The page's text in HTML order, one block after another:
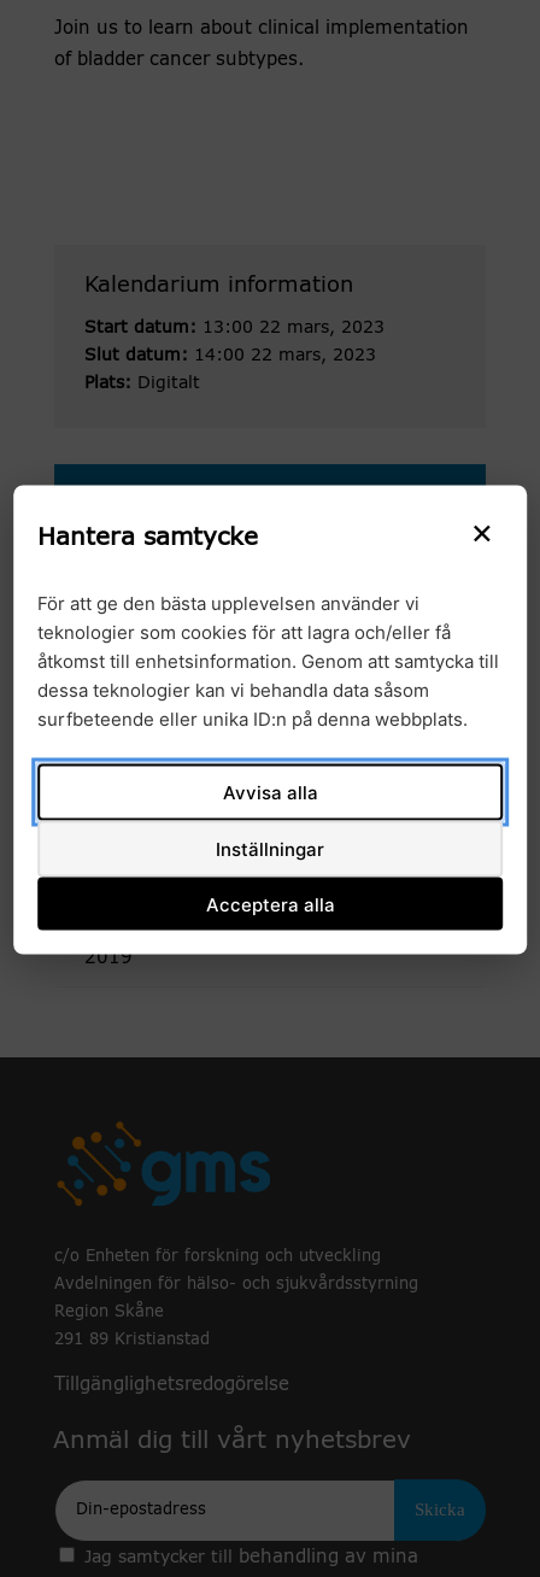
Join us to learn about clinical implementation
of bladder cancer subtypes.
Kalendarium information
Start datum: 13:00 22 mars, 2023
Slut datum: 14:00 22 mars, 2023
Plats: Digitalt
2025
2024
2023
2019
c/o Enheten för forskning och utveckling
Avdelningen för hälso- och sjukvårdsstyrning
Region Skåne
291 89 Kristianstad
Tillgänglighetsredogörelse
Anmäl dig till vårt nyhetsbrev
Epost
Jag samtycker till
behandling av mina
×
Hantera samtycke
För att ge den bästa upplevelsen använder vi
teknologier som cookies för att lagra och/eller få
åtkomst till enhetsinformation. Genom att samtycka till
dessa teknologier kan vi behandla data såsom
surfbeteende eller unika ID:n på denna webbplats.
Avvisa alla
Inställningar
Acceptera alla